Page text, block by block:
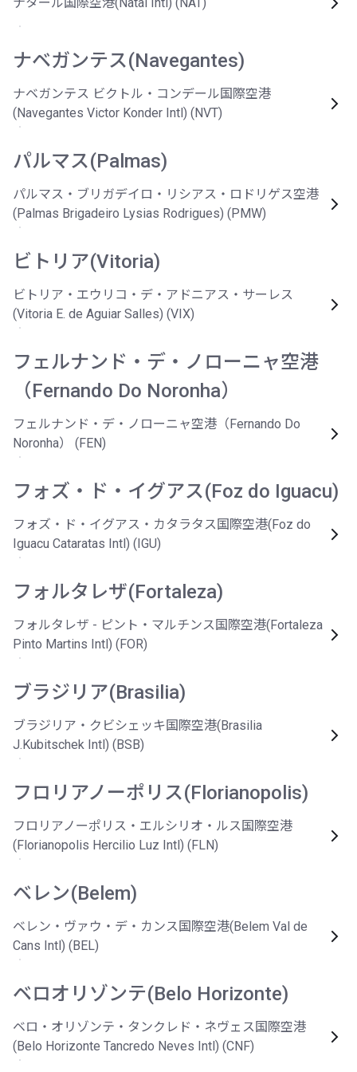
ナベガンテス(Navegantes)
ナベガンテス ビクトル・コンデール国際空港
(Navegantes Victor Konder Intl) (NVT)
パルマス(Palmas)
パルマス・ブリガデイロ・リシアス・ロドリゲス空港
(Palmas Brigadeiro Lysias Rodrigues) (PMW)
ビトリア(Vitoria)
ビトリア・エウリコ・デ・アドニアス・サーレス
(Vitoria E. de Aguiar Salles) (VIX)
フェルナンド・デ・ノローニャ空港
（Fernando Do Noronha）
フェルナンド・デ・ノローニャ空港（Fernando Do
Noronha） (FEN)
フォズ・ド・イグアス(Foz do Iguacu)
フォズ・ド・イグアス・カタラタス国際空港(Foz do
Iguacu Cataratas Intl) (IGU)
フォルタレザ(Fortaleza)
フォルタレザ - ピント・マルチンス国際空港(Fortaleza
Pinto Martins Intl) (FOR)
ブラジリア(Brasilia)
ブラジリア・クビシェッキ国際空港(Brasilia
J.Kubitschek Intl) (BSB)
フロリアノーポリス(Florianopolis)
フロリアノーポリス・エルシリオ・ルス国際空港
(Florianopolis Hercilio Luz Intl) (FLN)
ベレン(Belem)
ベレン・ヴァウ・デ・カンス国際空港(Belem Val de
Cans Intl) (BEL)
ベロオリゾンテ(Belo Horizonte)
ベロ・オリゾンテ・タンクレド・ネヴェス国際空港
(Belo Horizonte Tancredo Neves Intl) (CNF)